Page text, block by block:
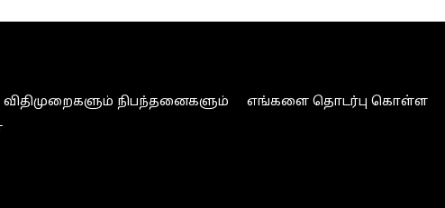
விதிமுறைகளும் நிபந்தனைகளும் எங்களை தொடர்பு கொள்ள